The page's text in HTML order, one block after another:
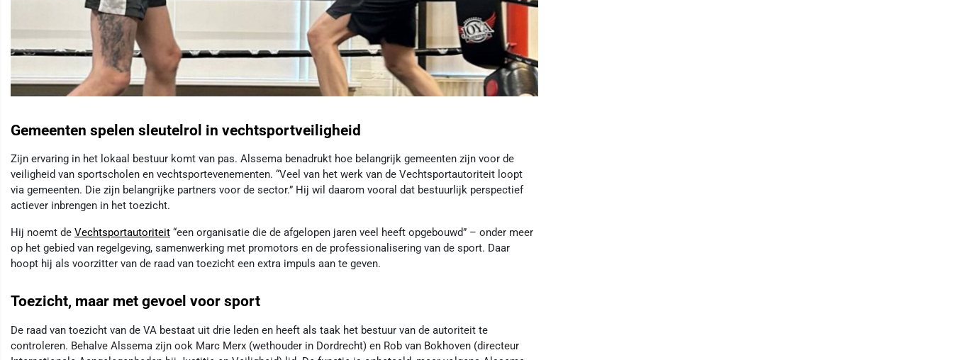
Gemeenten spelen sleutelrol in vechtsportveiligheid
Zijn ervaring in het lokaal bestuur komt van pas. Alssema benadrukt hoe belangrijk gemeenten zijn voor de
veiligheid van sportscholen en vechtsportevenementen. “Veel van het werk van de Vechtsportautoriteit loopt
via gemeenten. Die zijn belangrijke partners voor de sector.” Hij wil daarom vooral dat bestuurlijk perspectief
actiever inbrengen in het toezicht.
Hij noemt de Vechtsportautoriteit “een organisatie die de afgelopen jaren veel heeft opgebouwd” – onder meer
op het gebied van regelgeving, samenwerking met promotors en de professionalisering van de sport. Daar
hoopt hij als voorzitter van de raad van toezicht een extra impuls aan te geven.
Toezicht, maar met gevoel voor sport
De raad van toezicht van de VA bestaat uit drie leden en heeft als taak het bestuur van de autoriteit te
controleren. Behalve Alssema zijn ook Marc Merx (wethouder in Dordrecht) en Rob van Bokhoven (directeur